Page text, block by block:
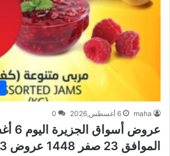
maha 6 أغسطس,2026 0
الموافق 23 صفر 1448 عروض 3 أيام ذهبية